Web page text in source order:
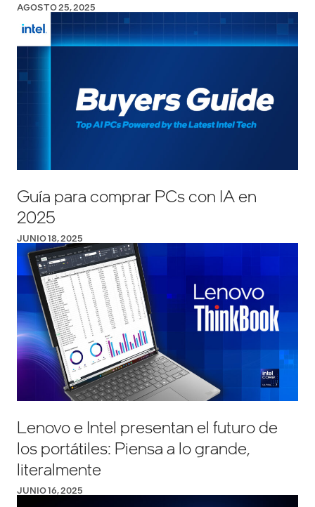
AGOSTO 25, 2025
Guía para comprar PCs con IA en
2025
JUNIO 18, 2025
Lenovo e Intel presentan el futuro de
los portátiles: Piensa a lo grande,
literalmente
JUNIO 16, 2025